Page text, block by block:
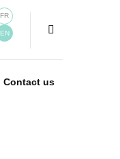
FR
EN
Contact us